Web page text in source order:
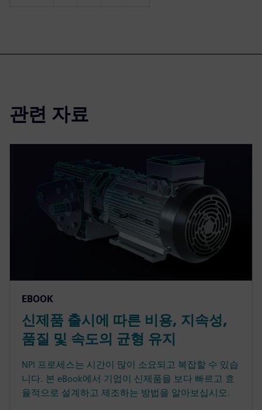
관련 자료
EBOOK
신제품 출시에 따른 비용, 지속성,
품질 및 속도의 균형 유지
NPI 프로세스는 시간이 많이 소요되고 복잡할 수 있습
니다. 본 eBook에서 기업이 신제품을 보다 빠르고 효
율적으로 설계하고 제조하는 방법을 알아보십시오.